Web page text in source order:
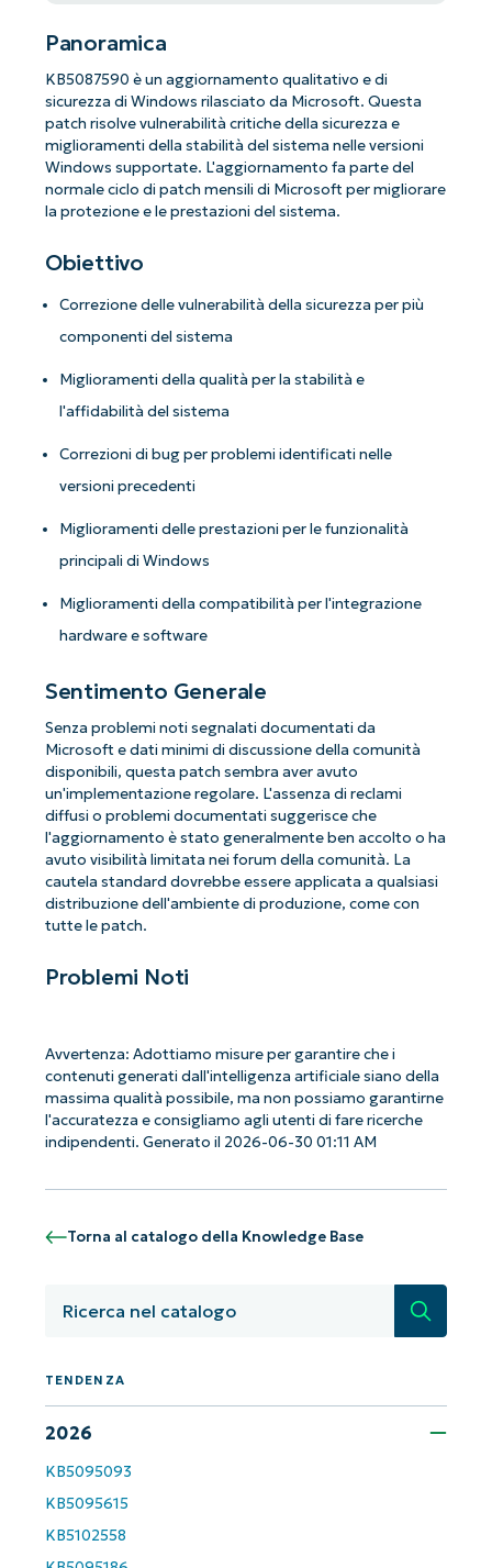
Panoramica
KB5087590 è un aggiornamento qualitativo e di
sicurezza di Windows rilasciato da Microsoft. Questa
patch risolve vulnerabilità critiche della sicurezza e
miglioramenti della stabilità del sistema nelle versioni
Windows supportate. L'aggiornamento fa parte del
normale ciclo di patch mensili di Microsoft per migliorare
la protezione e le prestazioni del sistema.
Obiettivo
Correzione delle vulnerabilità della sicurezza per più
componenti del sistema
Miglioramenti della qualità per la stabilità e
l'affidabilità del sistema
Correzioni di bug per problemi identificati nelle
versioni precedenti
Miglioramenti delle prestazioni per le funzionalità
principali di Windows
Miglioramenti della compatibilità per l'integrazione
hardware e software
Sentimento Generale
Senza problemi noti segnalati documentati da
Microsoft e dati minimi di discussione della comunità
disponibili, questa patch sembra aver avuto
un'implementazione regolare. L'assenza di reclami
diffusi o problemi documentati suggerisce che
l'aggiornamento è stato generalmente ben accolto o ha
avuto visibilità limitata nei forum della comunità. La
cautela standard dovrebbe essere applicata a qualsiasi
distribuzione dell'ambiente di produzione, come con
tutte le patch.
Problemi Noti
Avvertenza: Adottiamo misure per garantire che i
contenuti generati dall'intelligenza artificiale siano della
massima qualità possibile, ma non possiamo garantirne
l'accuratezza e consigliamo agli utenti di fare ricerche
indipendenti. Generato il 2026-06-30 01:11 AM
Torna al catalogo della Knowledge Base
Ricerca
TENDENZA
2026
KB5095093
KB5095615
KB5102558
Iniziate con le analisi KB guidate
Non è richiesta alcuna carta di credito e si ha
accesso completo a tutte le funzionalità.
First
and
last
name*
Business